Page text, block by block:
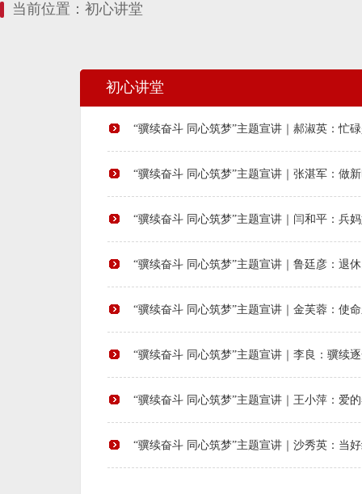
当前位置： 初心讲堂
初心讲堂
“骥续奋斗 同心筑梦”主题宣讲｜郝淑英：忙
“骥续奋斗 同心筑梦”主题宣讲｜张湛军：做
“骥续奋斗 同心筑梦”主题宣讲｜闫和平：兵
“骥续奋斗 同心筑梦”主题宣讲｜鲁廷彦：退
“骥续奋斗 同心筑梦”主题宣讲｜金芙蓉：使
“骥续奋斗 同心筑梦”主题宣讲｜李良：骥续
“骥续奋斗 同心筑梦”主题宣讲｜王小萍：爱
“骥续奋斗 同心筑梦”主题宣讲｜沙秀英：当